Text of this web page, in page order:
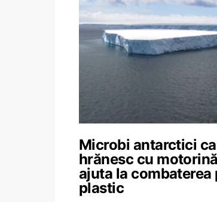
Microbi antarctici
hrănesc cu
ajuta la
plastic